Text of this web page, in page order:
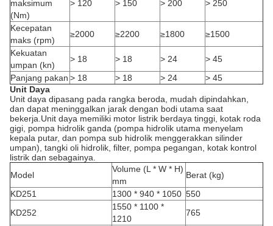
maksimum
(Nm)
> 120 > 150 > 200 > 250
Kecepatan
maks (rpm)
≥2000 ≥2200 ≥1800
≥1500
Kekuatan
umpan (kn)
> 18 > 18 > 24
> 45
Panjang pakan > 18 > 18 > 24
> 45
Unit Daya
Unit daya dipasang pada rangka beroda, mudah dipindahkan,
dan dapat meninggalkan jarak dengan bodi utama saat
bekerja.Unit daya memiliki motor listrik berdaya tinggi, kotak roda
gigi, pompa hidrolik ganda (pompa hidrolik utama menyelam
kepala putar, dan pompa sub hidrolik menggerakkan silinder
umpan), tangki oli hidrolik, filter, pompa pegangan, kotak kontrol
listrik dan sebagainya.
Model
Volume (L * W * H)
mm
Berat (kg)
KD251
1300 * 940 * 1050 550
KD252
1550 * 1100 *
1210
765